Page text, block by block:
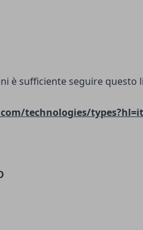
è sufficiente seguire questo
technologies/types?hl=it